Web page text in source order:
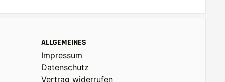
ALLGEMEINES
Impressum
Datenschutz
Vertrag widerrufen